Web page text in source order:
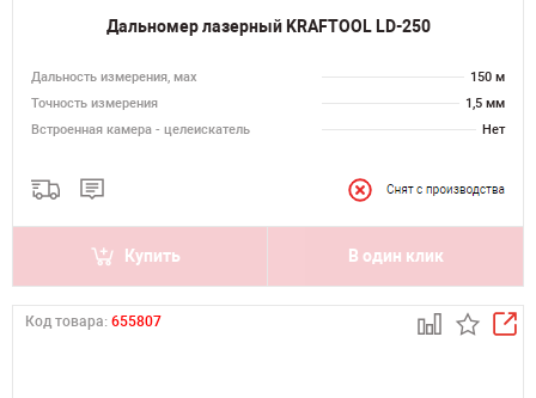
Дальномер лазерный KRAFTOOL LD-250
Дальность измерения, мах
150 м
Точность измерения
1,5 мм
Встроенная камера - целеискатель
Нет
Купить В один клик
Код товара: 655807